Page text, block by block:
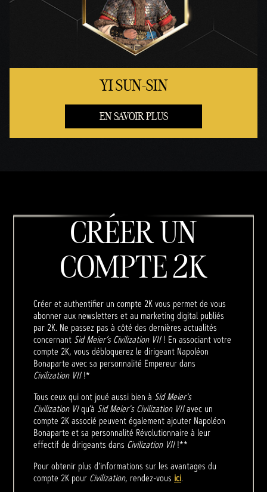
YI SUN-SIN
EN SAVOIR PLUS
CRÉER UN
COMPTE 2K
Créer et authentifier un compte 2K vous permet de vous
abonner aux newsletters et au marketing digital publiés
par 2K. Ne passez pas à côté des dernières actualités
concernant Sid Meier’s Civilization VII! En associant votre
compte 2K, vous débloquerez le dirigeant Napoléon
Bonaparte avec sa personnalité Empereur dans
Civilization VII!*
Tous ceux qui ont joué aussi bien à Sid Meier's
Civilization VIqu’à Sid Meier's Civilization VIIavec un
compte 2K associé peuvent également ajouter Napoléon
Bonaparte et sa personnalité Révolutionnaire à leur
effectif de dirigeants dans Civilization VII!**
Pour obtenir plus d'informations sur les avantages du
compte 2K pour Civilization, rendez-vous ici.